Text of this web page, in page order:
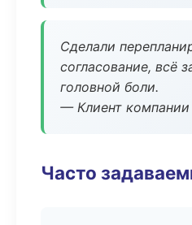
Сделали
согласование, всё
головной боли.
— Клиент компании
Часто